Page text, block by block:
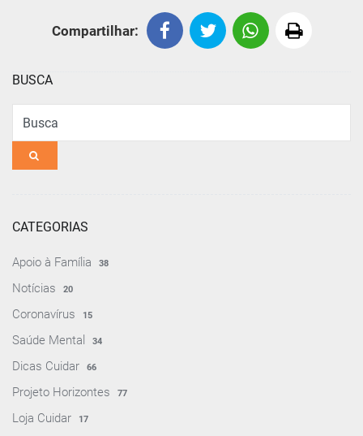
Compartilhar:
BUSCA
Busca
CATEGORIAS
Apoio à Família 38
Notícias 20
Coronavírus 15
Saúde Mental 34
Dicas Cuidar 66
Projeto Horizontes 77
Loja Cuidar 17